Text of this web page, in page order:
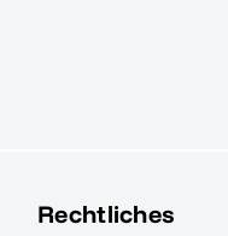
Rechtliches